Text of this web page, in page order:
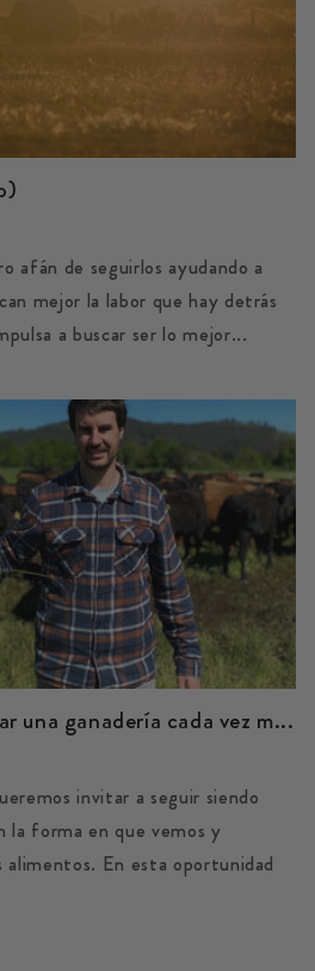
afán de seguirlos ayudando a
mejor la labor que hay detrás
a buscar ser lo mejor...
una ganadería cada vez m...
invitar a seguir siendo
la forma en que vemos y
alimentos. En esta oportunidad